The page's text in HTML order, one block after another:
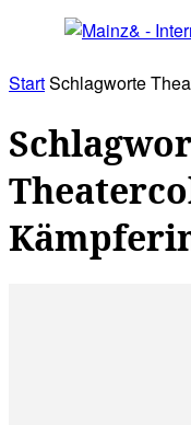
StartSchlagworte